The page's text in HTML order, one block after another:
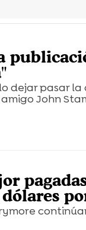
dejar pasar
John